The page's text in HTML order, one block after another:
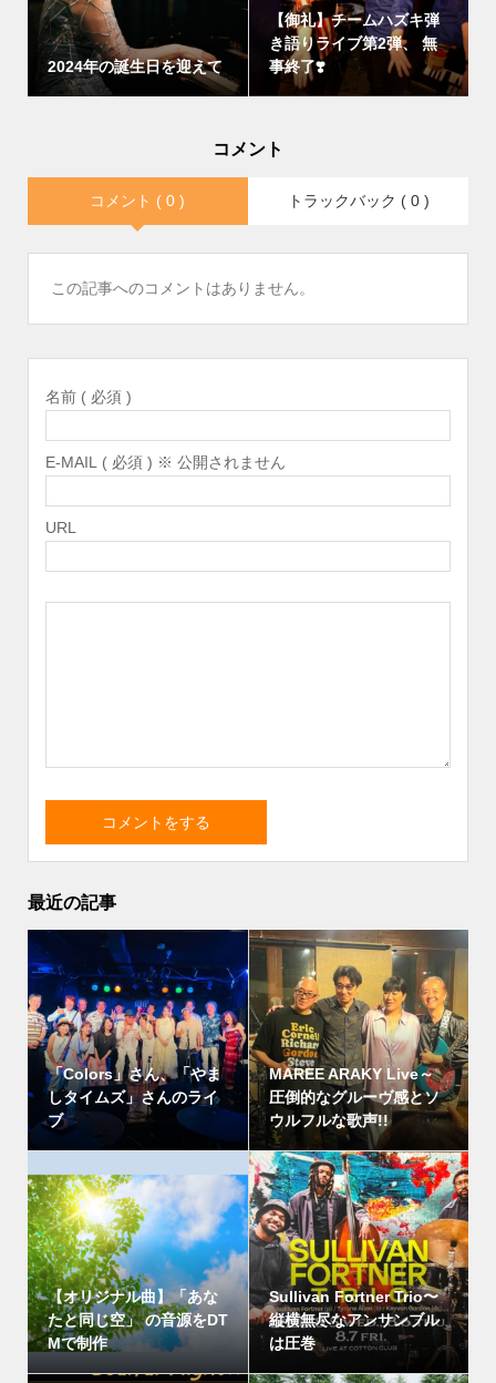
2024年の誕生日を迎えて
【御礼】チームハズキ弾
き語りライブ第2弾、 無
事終了❣️
コメント
コメント ( 0 ) トラックバック ( 0 )
この記事へのコメントはありません。
名前 ( 必須 )
E-MAIL ( 必須 ) ※ 公開されません
URL
最近の記事
「Colors」さん、「やま
しタイムズ」さんのライ
ブ
MAREE ARAKY Live～
圧倒的なグルーヴ感とソ
ウルフルな歌声!!
【オリジナル曲】「あな
たと同じ空」 の音源をDT
Mで制作
Sullivan Fortner Trio〜
縦横無尽なアンサンブル
は圧巻